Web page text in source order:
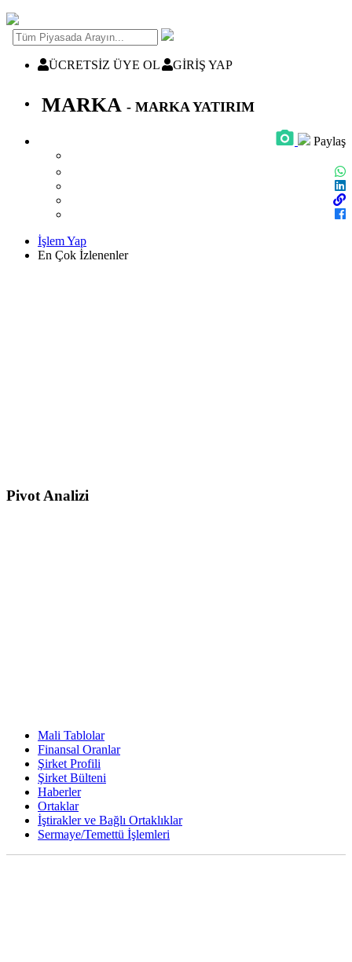
ÜCRETSİZ ÜYE OL GİRİŞ YAP
MARKA - MARKA YATIRIM
Paylaş
İşlem Yap
En Çok İzlenenler
Pivot Analizi
Mali Tablolar
Finansal Oranlar
Şirket Profili
Şirket Bülteni
Haberler
Ortaklar
İştirakler ve Bağlı Ortaklıklar
Sermaye/Temettü İşlemleri